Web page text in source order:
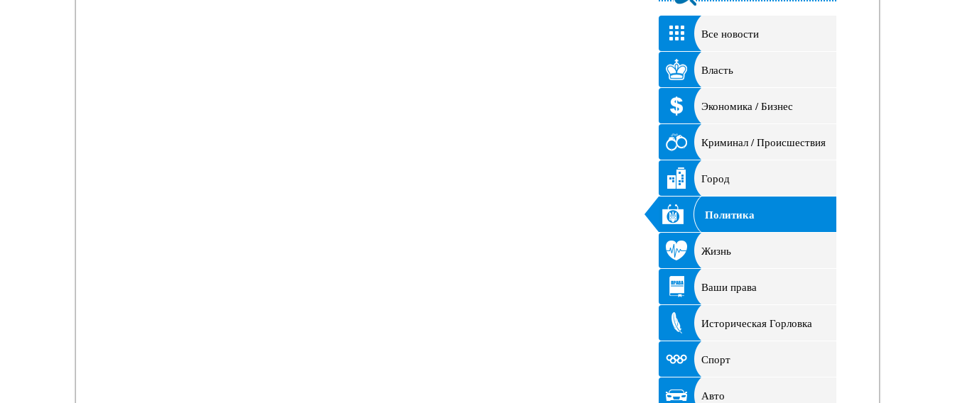
Все новости
Власть
Экономика / Бизнес
Криминал / Происшествия
Город
Политика
Жизнь
Ваши права
Историческая Горловка
Спорт
Авто